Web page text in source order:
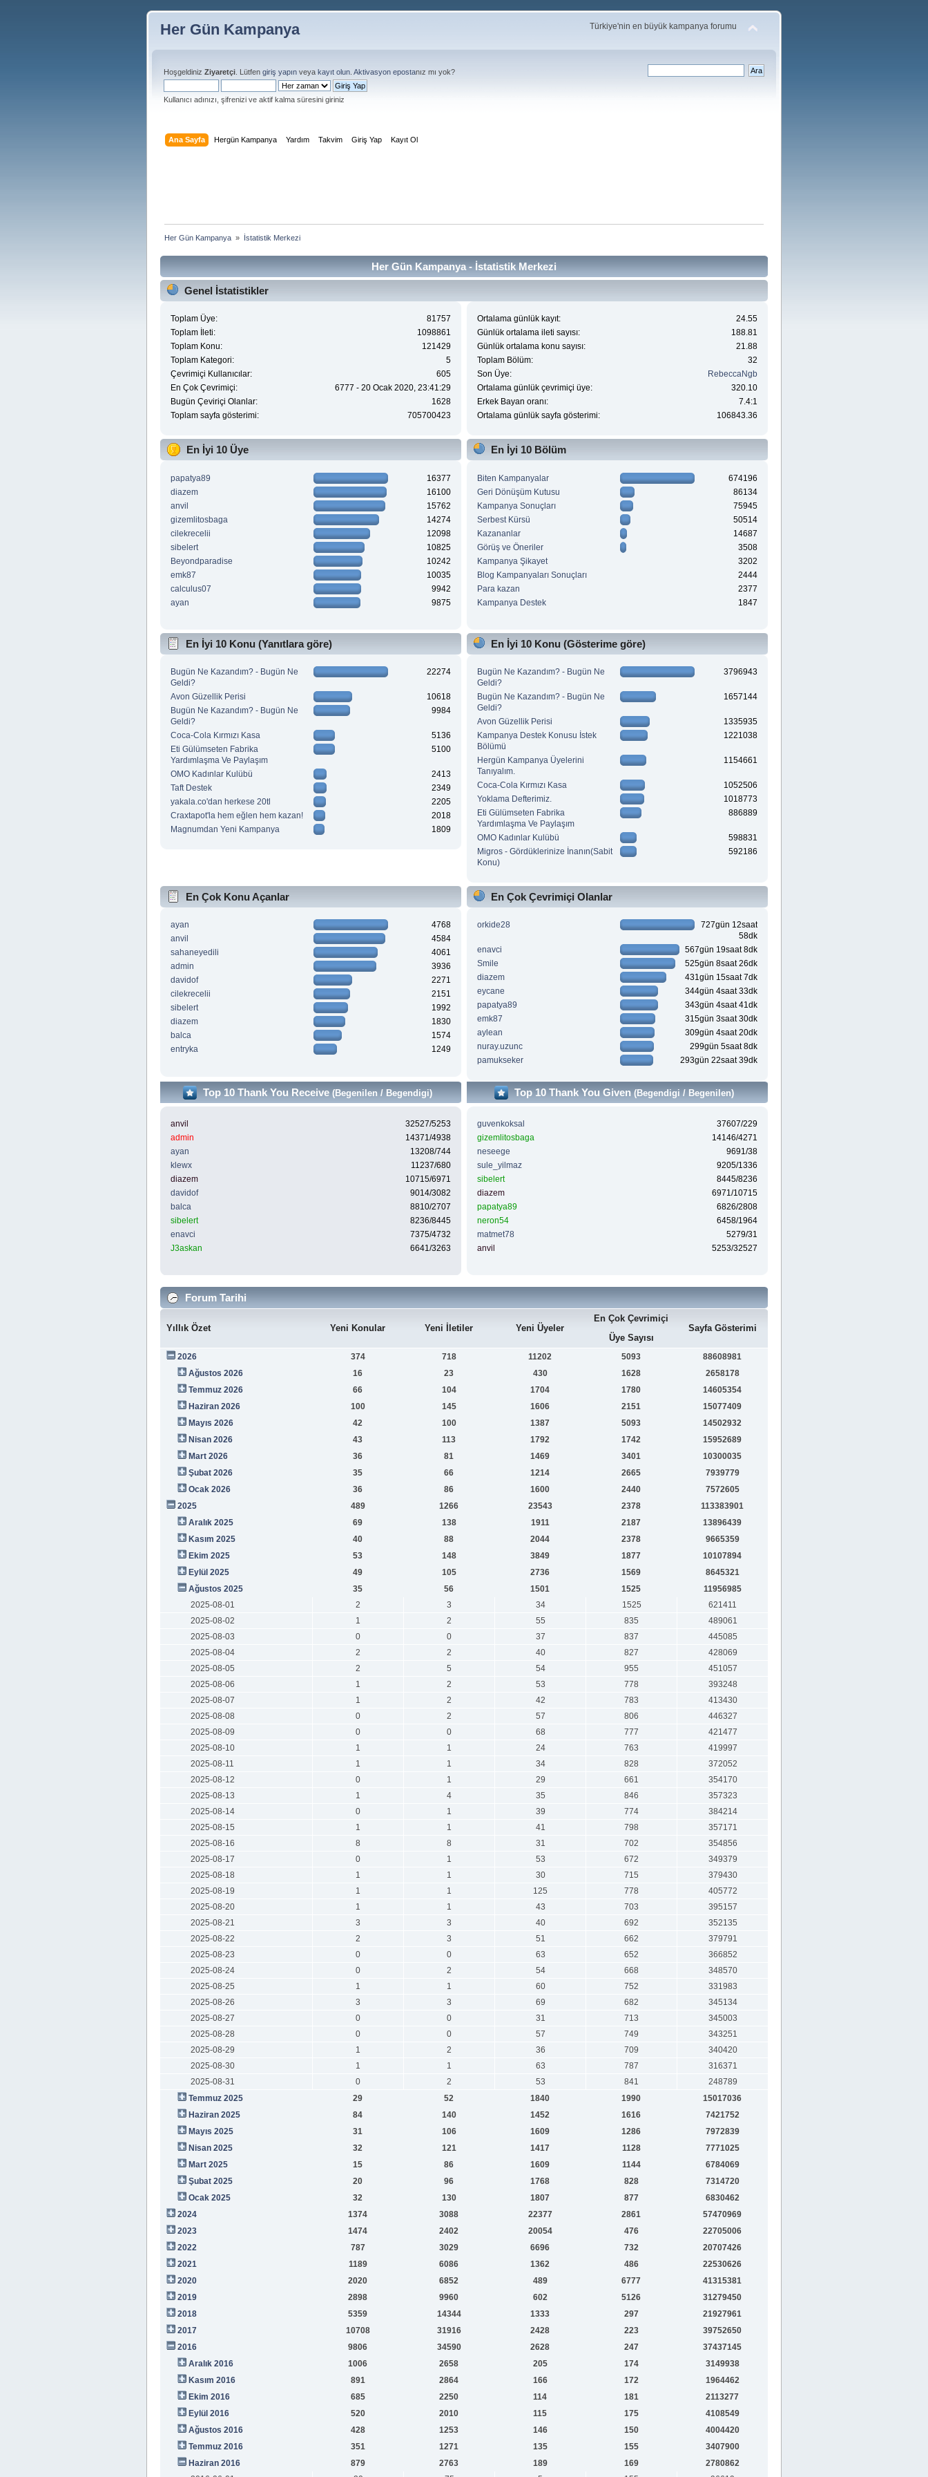
Her Gün Kampanya Türkiye'nin en büyük kampanya forumu
Hoşgeldiniz Ziyaretçi . Lütfen giriş yapın veya kayıt olun Aktivasyon epostanız mı yok?
Kullanıcı adınızı, şifrenizi ve aktif kalma süresini giriniz
Ana Sayfa Hergün Kampanya Yardım Takvim Giriş Yap Kayıt Ol
Her Gün Kampanya » İstatistik Merkezi
Her Gün Kampanya - İstatistik Merkezi
Genel İstatistikler
Toplam Üye:
81757
Toplam İleti:
1098861
Toplam Konu:
121429
Toplam Kategori:
5
Çevrimiçi Kullanıcılar:
605
En Çok Çevrimiçi:
6777 - 20 Ocak 2020, 23:41:29
Bugün Çeviriçi Olanlar:
1628
Toplam sayfa gösterimi:
705700423
Ortalama günlük kayıt:
24.55
Günlük ortalama ileti sayısı:
188.81
Günlük ortalama konu sayısı:
21.88
Toplam Bölüm:
32
Son Üye:
RebeccaNgb
Ortalama günlük çevrimiçi üye:
320.10
Erkek Bayan oranı:
7.4:1
Ortalama günlük sayfa gösterimi:
106843.36
En İyi 10 Üye
papatya89
16377
diazem
16100
anvil
15762
gizemlitosbaga
14274
cilekrecelii
12098
sibelert
10825
Beyondparadise
10242
emk87
10035
calculus07
9942
ayan
9875
En İyi 10 Bölüm
Biten Kampanyalar
674196
Geri Dönüşüm Kutusu
86134
Kampanya Sonuçları
75945
Serbest Kürsü
50514
Kazananlar
14687
Görüş ve Öneriler
3508
Kampanya Şikayet
3202
Blog Kampanyaları Sonuçları
2444
Para kazan
2377
Kampanya Destek
1847
En İyi 10 Konu (Yanıtlara göre)
Bugün Ne Kazandım? - Bugün Ne
Geldi?
22274
Avon Güzellik Perisi
10618
Bugün Ne Kazandım? - Bugün Ne
Geldi?
9984
Coca-Cola Kırmızı Kasa
5136
Eti Gülümseten Fabrika
Yardımlaşma Ve Paylaşım
5100
OMO Kadınlar Kulübü
2413
Taft Destek
2349
yakala.co'dan herkese 20tl
2205
Craxtapot'la hem eğlen hem kazan!
2018
Magnumdan Yeni Kampanya
1809
En İyi 10 Konu (Gösterime göre)
Bugün Ne Kazandım? - Bugün Ne
Geldi?
3796943
Bugün Ne Kazandım? - Bugün Ne
Geldi?
1657144
Avon Güzellik Perisi
1335935
Kampanya Destek Konusu İstek
Bölümü
1221038
Hergün Kampanya Üyelerini
Tanıyalım.
1154661
Coca-Cola Kırmızı Kasa
1052506
Yoklama Defterimiz.
1018773
Eti Gülümseten Fabrika
Yardımlaşma Ve Paylaşım
886889
OMO Kadınlar Kulübü
598831
Migros - Gördüklerinize İnanın(Sabit
Konu)
592186
En Çok Konu Açanlar
ayan
4768
anvil
4584
sahaneyedili
4061
admin
3936
davidof
2271
cilekrecelii
2151
sibelert
1992
diazem
1830
balca
1574
entryka
1249
En Çok Çevrimiçi Olanlar
orkide28
727gün 12saat
58dk
enavci
567gün 19saat 8dk
Smile
525gün 8saat 26dk
diazem
431gün 15saat 7dk
eycane
344gün 4saat 33dk
papatya89
343gün 4saat 41dk
emk87
315gün 3saat 30dk
aylean
309gün 4saat 20dk
nuray.uzunc
299gün 5saat 8dk
pamukseker
293gün 22saat 39dk
Top 10 Thank You Receive (Begenilen / Begendigi)
anvil
32527/5253
admin
14371/4938
ayan
13208/744
klewx
11237/680
diazem
10715/6971
davidof
9014/3082
balca
8810/2707
sibelert
8236/8445
enavci
7375/4732
J3askan
6641/3263
Top 10 Thank You Given(Begendigi / Begenilen)
guvenkoksal
37607/229
gizemlitosbaga
14146/4271
neseege
9691/38
sule_yilmaz
9205/1336
sibelert
8445/8236
diazem
6971/10715
papatya89
6826/2808
neron54
6458/1964
matmet78
5279/31
anvil
5253/32527
Forum Tarihi
Yıllık Özet Yeni Konular Yeni İletiler Yeni Üyeler
En Çok Çevrimiçi
Üye Sayısı
Sayfa Gösterimi
2026 374 718 11202 5093
88608981
Ağustos 2026
16 23 430 1628
2658178
Temmuz 2026
66 104 1704 1780
14605354
Haziran 2026
100 145 1606 2151
15077409
Mayıs 2026
42 100 1387 5093
14502932
Nisan 2026
43 113 1792 1742
15952689
Mart 2026
36 81 1469 3401
10300035
Şubat 2026
35 66 1214 2665
7939779
Ocak 2026
36 86 1600 2440
7572605
2025
489 1266 23543 2378
113383901
Aralık 2025
69 138 1911 2187
13896439
Kasım 2025
40 88 2044 2378
9665359
Ekim 2025
53 148 3849 1877
10107894
Eylül 2025
49 105 2736 1569
8645321
Ağustos 2025
35 56 1501 1525
11956985
2025-08-01
2 3 34 1525
621411
2025-08-02
1 2 55 835
489061
2025-08-03
0 0 37 837
445085
2025-08-04
2 2 40 827
428069
2025-08-05
2 5 54 955
451057
2025-08-06
1 2 53 778
393248
2025-08-07
1 2 42 783
413430
2025-08-08
0 2 57 806
446327
2025-08-09
0 0 68 777
421477
2025-08-10
1 1 24 763
419997
2025-08-11
1 1 34 828
372052
2025-08-12
0 1 29 661
354170
2025-08-13
1 4 35 846
357323
2025-08-14
0 1 39 774
384214
2025-08-15
1 1 41 798
357171
2025-08-16
8 8 31 702
354856
2025-08-17
0 1 53 672
349379
2025-08-18
1 1 30 715
379430
2025-08-19
1 1 125 778
405772
2025-08-20
1 1 43 703
395157
2025-08-21
3 3 40 692
352135
2025-08-22
2 3 51 662
379791
2025-08-23
0 0 63 652
366852
2025-08-24
0 2 54 668
348570
2025-08-25
1 1 60 752
331983
2025-08-26
3 3 69 682
345134
2025-08-27
0 0 31 713
345003
2025-08-28
0 0 57 749
343251
2025-08-29
1 2 36 709
340420
2025-08-30
1 1 63 787
316371
2025-08-31
0 2 53 841
248789
Temmuz 2025
29 52 1840 1990
15017036
Haziran 2025
84 140 1452 1616
7421752
Mayıs 2025
31 106 1609 1286
7972839
Nisan 2025
32 121 1417 1128
7771025
Mart 2025
15 86 1609 1144
6784069
Şubat 2025
20 96 1768 828
7314720
Ocak 2025
32 130 1807 877
6830462
2024
1374 3088 22377 2861
57470969
2023
1474 2402 20054 476
22705006
2022
787 3029 6696 732
20707426
2021
1189 6086 1362 486
22530626
2020
2020 6852 489 6777
41315381
2019
2898 9960 602 5126
31279450
2018
5359 14344 1333 297
21927961
2017
10708 31916 2428 223
39752650
2016
9806 34590 2628 247
37437145
Aralık 2016
1006 2658 205 174
3149938
Kasım 2016
891 2864 166 172
1964462
Ekim 2016
685 2250 114 181
2113277
Eylül 2016
520 2010 115 175
4108549
Ağustos 2016
428 1253 146 150
4004420
Temmuz 2016
351 1271 135 155
3407900
Haziran 2016
879 2763 189 169
2780862